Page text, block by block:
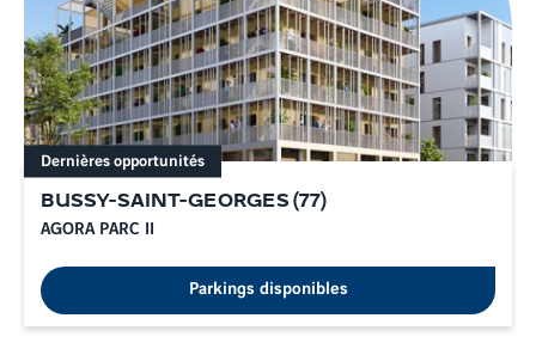
BUSSY-SAINT-GEORGES(77)
AGORA PARC II
Dernières opportunités
Parkings disponibles